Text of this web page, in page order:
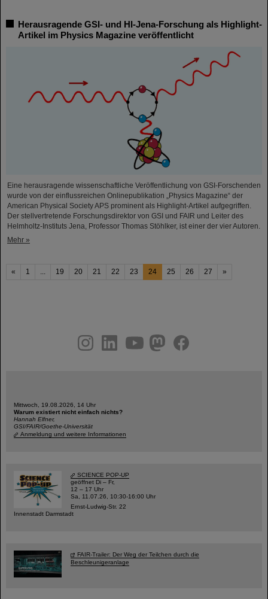
Herausragende GSI- und HI-Jena-Forschung als Highlight-
Artikel im Physics Magazine veröffentlicht
Eine herausragende wissenschaftliche Veröffentlichung von GSI-Forschenden
wurde von der einflussreichen Onlinepublikation „Physics Magazine“ der
American Physical Society APS prominent als Highlight-Artikel aufgegriffen.
Der stellvertretende Forschungsdirektor von GSI und FAIR und Leiter des
Helmholtz-Instituts Jena, Professor Thomas Stöhlker, ist einer der vier Autoren.
Mehr »
« 1 ... 19 20 21 22 23 24 25 26 27 »
youtubehelmholtz.socialfacebook
Mittwoch, 19.08.2026, 14 Uhr
Warum existiert nicht einfach nichts?
Hannah Elfner,
GSI/FAIR/Goethe-Universität
Anmeldung und weitere Informationen
SCIENCE POP-UP
geöffnet Di – Fr,
12 – 17 Uhr
Sa, 11.07.26, 10:30-16:00 Uhr
Ernst-Ludwig-Str. 22
Innenstadt Darmstadt
FAIR-Trailer: Der Weg der Teilchen durch die
Beschleunigeranlage